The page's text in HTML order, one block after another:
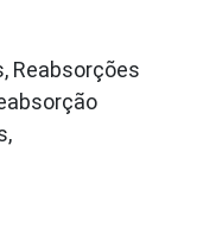
Reabsorções